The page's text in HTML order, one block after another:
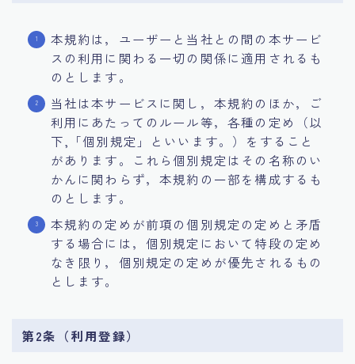
お問い合わせ
本規約は，ユーザーと当社との間の本サービ
スの利用に関わる一切の関係に適用されるも
のとします。
当社は本サービスに関し，本規約のほか，ご
利用にあたってのルール等，各種の定め（以
下,「個別規定」といいます。）をすること
があります。これら個別規定はその名称のい
かんに関わらず，本規約の一部を構成するも
のとします。
本規約の定めが前項の個別規定の定めと矛盾
する場合には，個別規定において特段の定め
なき限り，個別規定の定めが優先されるもの
とします。
第2条（利用登録）